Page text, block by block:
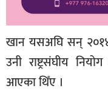
खान यसअघि सन् २०१४
उनी राष्ट्रसंघीय
आएका थिँए ।